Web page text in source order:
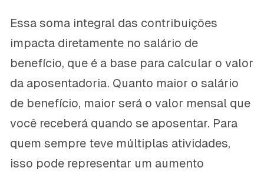
Essa soma integral das contribuições
impacta diretamente no salário de
benefício, que é a base para calcular o valor
da aposentadoria. Quanto maior o salário
de benefício, maior será o valor mensal que
você receberá quando se aposentar. Para
quem sempre teve múltiplas atividades,
isso pode representar um aumento